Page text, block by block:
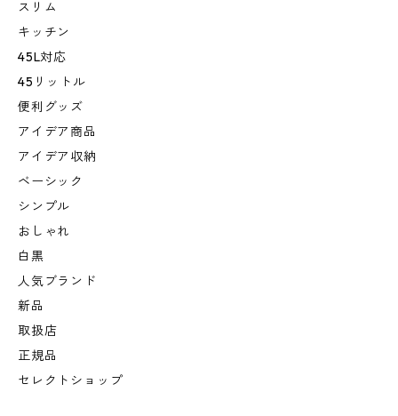
スリム
キッチン
45L対応
45リットル
便利グッズ
アイデア商品
アイデア収納
ベーシック
シンプル
おしゃれ
白黒
人気ブランド
新品
取扱店
正規品
セレクトショップ